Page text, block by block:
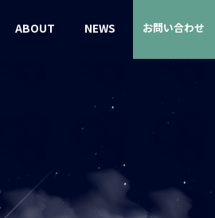
ABOUT NEWS お問い合わせ